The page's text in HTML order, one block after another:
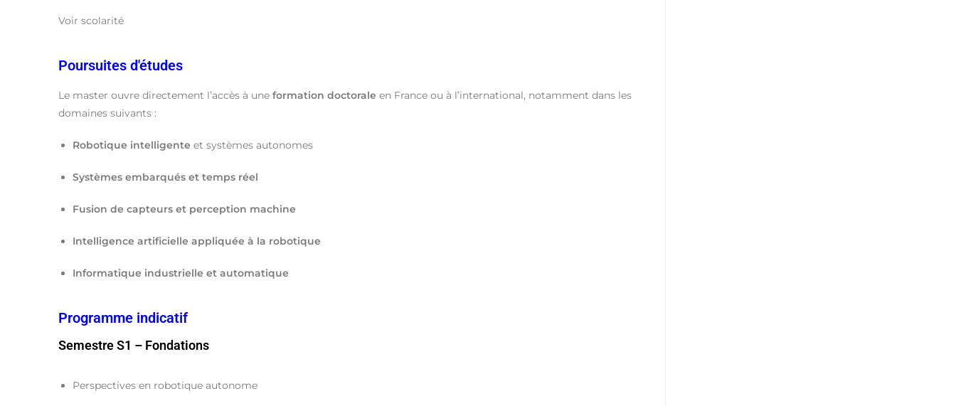
Voir scolarité
Poursuites d'études
Le master ouvre directement l’accès à une formation doctorale en France ou à l’international, notamment dans les
domaines suivants :
Robotique intelligente et systèmes autonomes
Systèmes embarqués et temps réel
Fusion de capteurs et perception machine
Intelligence artificielle appliquée à la robotique
Informatique industrielle et automatique
Programme indicatif
Semestre S1 – Fondations
Perspectives en robotique autonome